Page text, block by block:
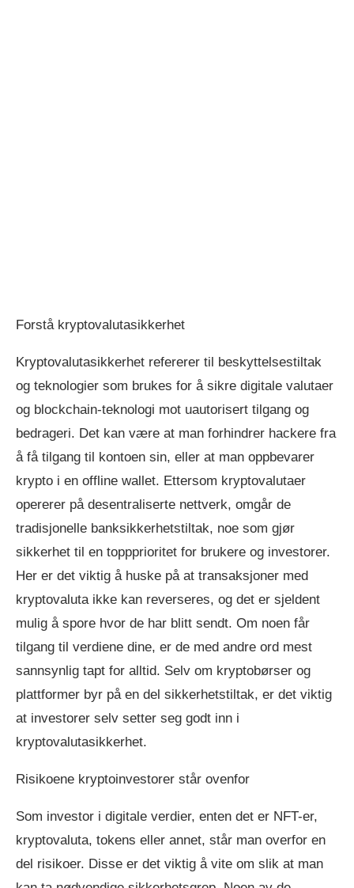
Forstå kryptovalutasikkerhet
Kryptovalutasikkerhet refererer til beskyttelsestiltak
og teknologier som brukes for å sikre digitale valutaer
og blockchain-teknologi mot uautorisert tilgang og
bedrageri. Det kan være at man forhindrer hackere fra
å få tilgang til kontoen sin, eller at man oppbevarer
krypto i en offline wallet. Ettersom kryptovalutaer
opererer på desentraliserte nettverk, omgår de
tradisjonelle banksikkerhetstiltak, noe som gjør
sikkerhet til en toppprioritet for brukere og investorer.
Her er det viktig å huske på at transaksjoner med
kryptovaluta ikke kan reverseres, og det er sjeldent
mulig å spore hvor de har blitt sendt. Om noen får
tilgang til verdiene dine, er de med andre ord mest
sannsynlig tapt for alltid. Selv om kryptobørser og
plattformer byr på en del sikkerhetstiltak, er det viktig
at investorer selv setter seg godt inn i
kryptovalutasikkerhet.
Risikoene kryptoinvestorer står ovenfor
Som investor i digitale verdier, enten det er NFT-er,
kryptovaluta, tokens eller annet, står man overfor en
del risikoer. Disse er det viktig å vite om slik at man